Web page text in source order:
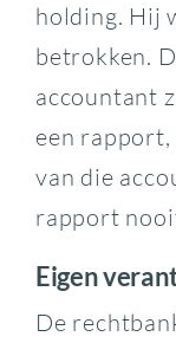
holding. Hij
betrokken.
accountant
een rapport,
van die
rapport
Eigen
De